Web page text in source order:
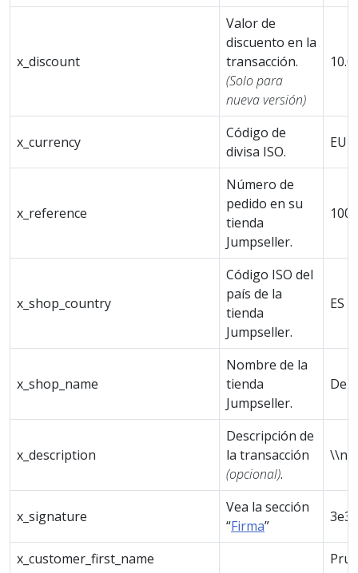
x_discount
Valor de
discuento en la
transacción.
(Solo para
nueva versión)
10.0
x_currency
Código de
divisa ISO.
EUR
x_reference
Número de
pedido en su
tienda
Jumpseller.
1001
x_shop_country
Código ISO del
país de la
tienda
Jumpseller.
ES
x_shop_name
Nombre de la
tienda
Jumpseller.
x_description
Descripción de
la transacción
(opcional).
x_signature
Vea la sección
“Firma”
x_customer_first_name